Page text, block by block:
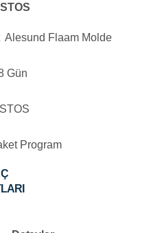
Flaam Molde
Gün
Program